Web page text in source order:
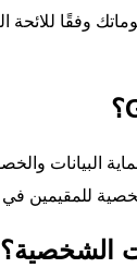
وفقًا للائحة
البيانات
للمقيمين في
الشخصية؟